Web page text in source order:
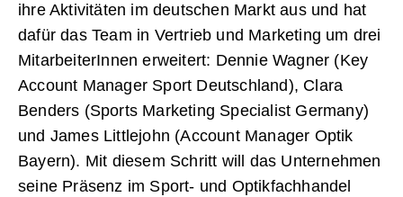
ihre Aktivitäten im deutschen Markt aus und hat
dafür das Team in Vertrieb und Marketing um drei
MitarbeiterInnen erweitert: Dennie Wagner (Key
Account Manager Sport Deutschland), Clara
Benders (Sports Marketing Specialist Germany)
und James Littlejohn (Account Manager Optik
Bayern). Mit diesem Schritt will das Unternehmen
seine Präsenz im Sport- und Optikfachhandel